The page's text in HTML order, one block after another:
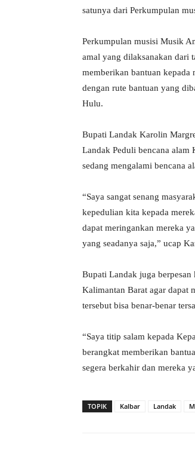
satunya dari Perkumpulan
Perkumpulan musisi Musik
amal yang dilaksanakan dari
memberikan bantuan kepada
dengan rute bantuan yang
Hulu.
Bupati Landak Karolin
Landak Peduli bencana alam
sedang mengalami bencana
“Saya sangat senang
kepedulian kita kepada
dapat meringankan mereka
yang seadanya saja,” ucap
Bupati Landak juga
Kalimantan Barat agar dapat
tersebut bisa benar-benar
“Saya titip salam kepada
berangkat memberikan
segera berkahir dan mereka
TOPIK Kalbar Landak